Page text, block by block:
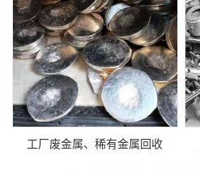
工厂废金属、稀有金属回收